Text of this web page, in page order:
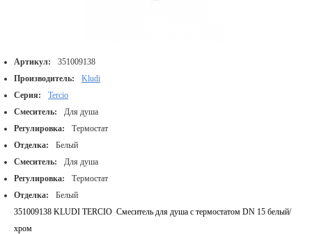
Артикул:
351009138
Производитель:
Kludi
Серия:
Tercio
Смеситель:
Для душа
Регулировка:
Термостат
Отделка:
Белый
Смеситель:
Для душа
Регулировка:
Термостат
Отделка:
Белый
351009138 KLUDI TERCIO Смеситель для душа с термостатом DN 15 белый/
хром